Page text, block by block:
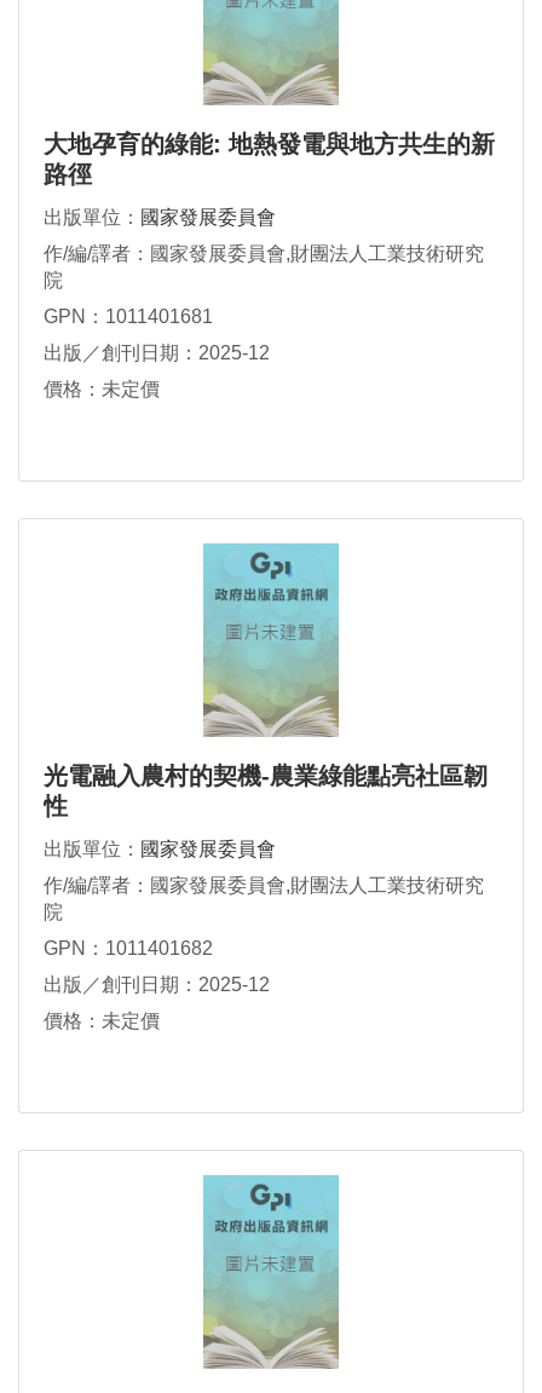
大地孕育的綠能: 地熱發電與地方共生的新
路徑
出版單位： 國家發展委員會
作/編/譯者：國家發展委員會,財團法人工業技術研究
院
GPN：1011401681
出版／創刊日期：2025-12
價格：未定價
光電融入農村的契機-農業綠能點亮社區韌
性
出版單位： 國家發展委員會
作/編/譯者：國家發展委員會,財團法人工業技術研究
院
GPN：1011401682
出版／創刊日期：2025-12
價格：未定價